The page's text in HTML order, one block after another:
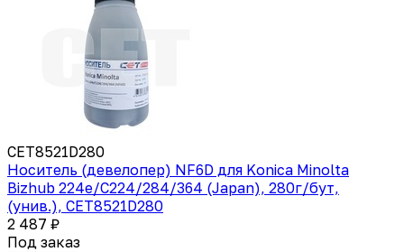
CET8521D280
Носитель (девелопер) NF6D для Konica Minolta
Bizhub 224e/C224/284/364 (Japan), 280г/бут,
(унив.), CET8521D280
2 487 ₽
Под заказ